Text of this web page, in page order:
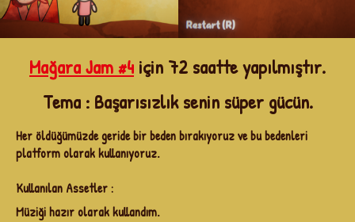
Mağara Jam #4 için 72 saatte yapılmıştır.
Tema : Başarısızlıksenin süper gücün.
Her öldüğümüzde geride bir beden bırakıyoruz ve bu bedenleri
platform olarak kullanıyoruz.
Kullanılan Assetler :
Müziği hazır olarak kullandım.